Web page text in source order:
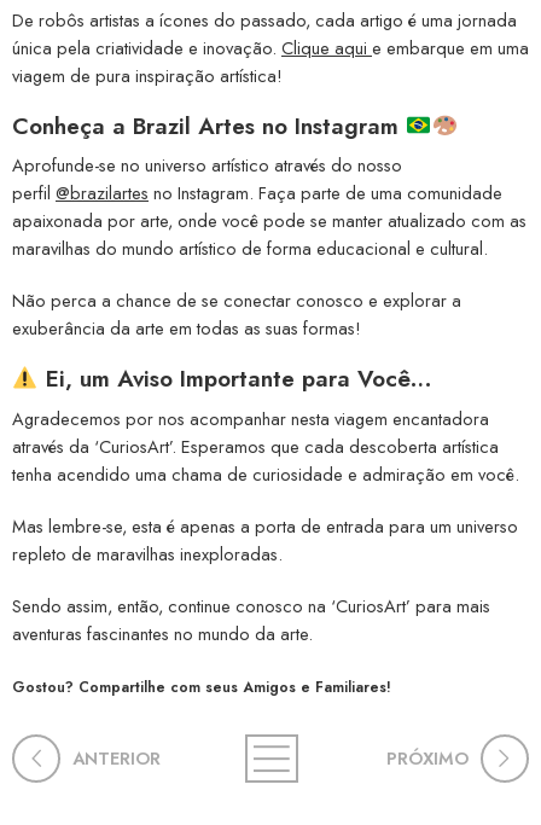
De robôs artistas a ícones do passado, cada artigo é uma jornada
única pela criatividade e inovação. Clique aqui e embarque em uma
viagem de pura inspiração artística!
Conheça a Brazil Artes no Instagram
Aprofunde-se no universo artístico através do nosso
perfil @brazilartes no Instagram. Faça parte de uma comunidade
apaixonada por arte, onde você pode se manter atualizado com as
maravilhas do mundo artístico de forma educacional e cultural.
Não perca a chance de se conectar conosco e explorar a
exuberância da arte em todas as suas formas!
Ei, um Aviso Importante para Você…
Agradecemos por nos acompanhar nesta viagem encantadora
através da ‘CuriosArt’. Esperamos que cada descoberta artística
tenha acendido uma chama de curiosidade e admiração em você.
Mas lembre-se, esta é apenas a porta de entrada para um universo
repleto de maravilhas inexploradas.
Sendo assim, então, continue conosco na ‘CuriosArt’ para mais
aventuras fascinantes no mundo da arte.
Gostou? Compartilhe com seus Amigos e Familiares!
ANTERIOR PRÓXIMO